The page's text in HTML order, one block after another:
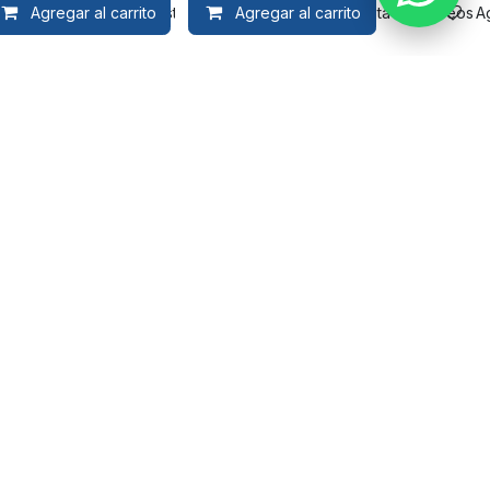
Agregar a la lista de deseos
Agregar al carrito Agregar a la lista de deseos
Agregar al carrito